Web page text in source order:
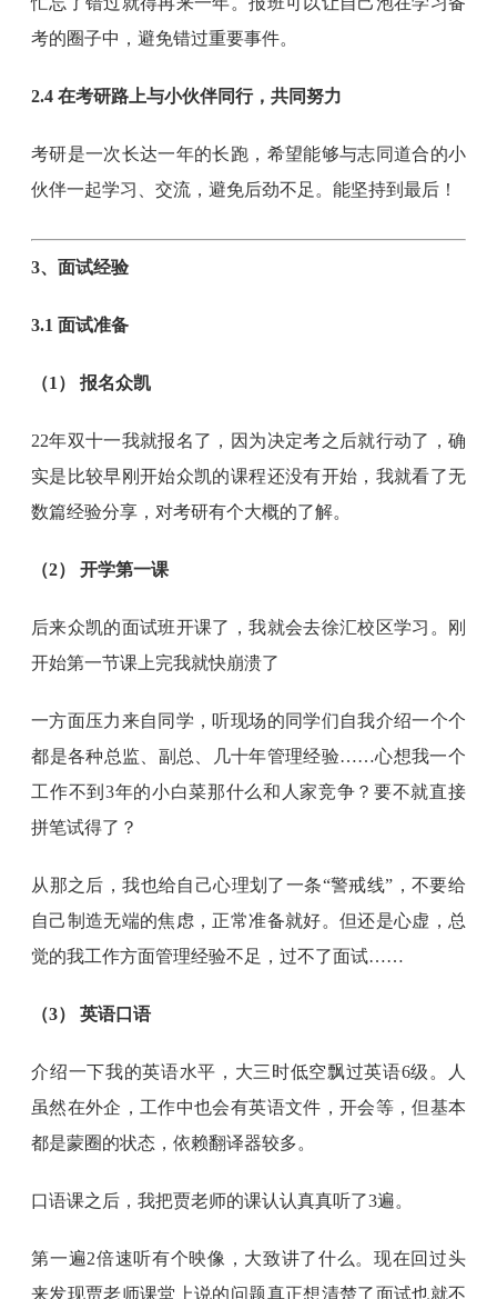
考的圈子中，避免错过重要事件。
2.4 在考研路上与小伙伴同行，共同努力
考研是一次长达一年的长跑，希望能够与志同道合的小
伙伴一起学习、交流，避免后劲不足。能坚持到最后！
3、面试经验
3.1 面试准备
（1） 报名众凯
22年双十一我就报名了，因为决定考之后就行动了，确
实是比较早刚开始众凯的课程还没有开始，我就看了无
数篇经验分享，对考研有个大概的了解。
（2） 开学第一课
后来众凯的面试班开课了，我就会去徐汇校区学习。刚
开始第一节课上完我就快崩溃了
一方面压力来自同学，听现场的同学们自我介绍一个个
都是各种总监、副总、几十年管理经验……心想我一个
工作不到3年的小白菜那什么和人家竞争？要不就直接
拼笔试得了？
从那之后，我也给自己心理划了一条“警戒线”，不要给
自己制造无端的焦虑，正常准备就好。但还是心虚，总
觉的我工作方面管理经验不足，过不了面试……
（3） 英语口语
介绍一下我的英语水平，大三时低空飘过英语6级。人
虽然在外企，工作中也会有英语文件，开会等，但基本
都是蒙圈的状态，依赖翻译器较多。
口语课之后，我把贾老师的课认认真真听了3遍。
第一遍2倍速听有个映像，大致讲了什么。现在回过头
来发现贾老师课堂上说的问题真正想清楚了面试也就不